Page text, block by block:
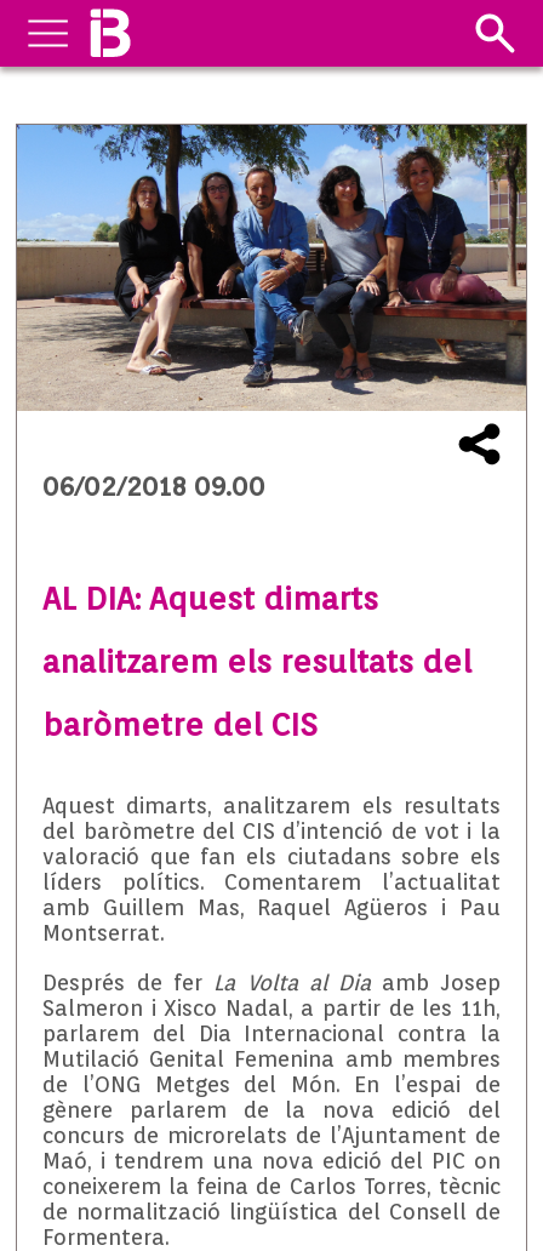
06/02/2018 09.00
AL DIA: Aquest dimarts
analitzarem els resultats del
baròmetre del CIS
Aquest dimarts, analitzarem els resultats
del baròmetre del CIS d’intenció de vot i la
valoració que fan els ciutadans sobre els
líders polítics. Comentarem l’actualitat
amb Guillem Mas, Raquel Agüeros i Pau
Montserrat.
Després de fer La Volta al Dia amb Josep
Salmeron i Xisco Nadal, a partir de les 11h,
parlarem del Dia Internacional contra la
Mutilació Genital Femenina amb membres
de l’ONG Metges del Món. En l’espai de
gènere parlarem de la nova edició del
concurs de microrelats de l’Ajuntament de
Maó, i tendrem una nova edició del PIC on
coneixerem la feina de Carlos Torres, tècnic
de normalització lingüística del Consell de
Formentera.